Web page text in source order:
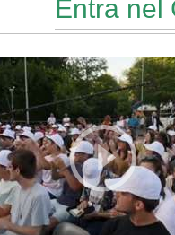
Entra nel